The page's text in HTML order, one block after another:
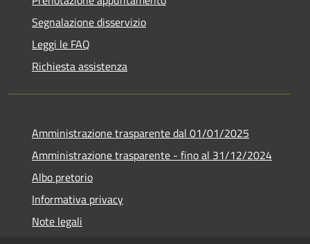
Segnalazione disservizio
Leggi le FAQ
Richiesta assistenza
Amministrazione trasparente dal 01/01/2025
Amministrazione trasparente - fino al 31/12/2024
Albo pretorio
Informativa privacy
Note legali